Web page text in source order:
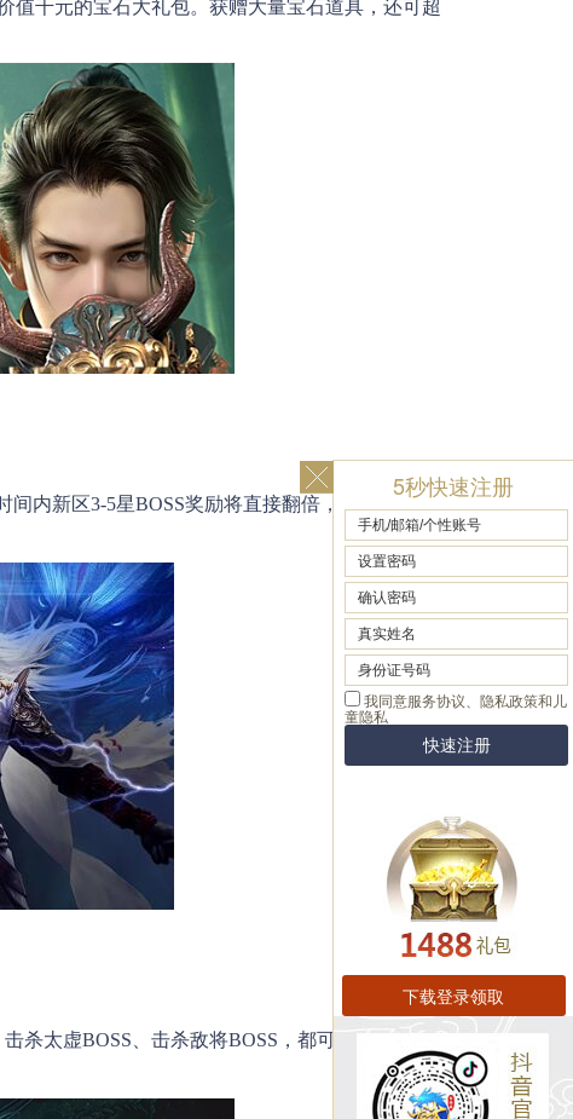
值千元的宝石大礼包。获赠大量宝石道具，还可超
内新区3-5星BOSS奖励将直接翻倍，活动将近持续
杀太虚BOSS、击杀敌将BOSS，都可以获得新区争
5秒快速注册
下载登录领取